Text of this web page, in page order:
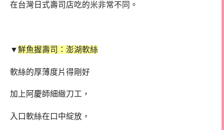
在台灣日式壽司店吃的米非常不同。
▼鮮魚握壽司：澎湖軟絲
軟絲的厚薄度片得剛好
加上阿慶師細緻刀工，
入口軟絲在口中綻放，